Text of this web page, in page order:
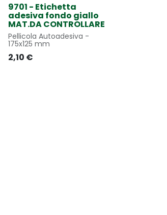
9701 - Etichetta
adesiva fondo giallo
MAT.DA CONTROLLARE
Pellicola Autoadesiva -
175x125 mm
2,10 €